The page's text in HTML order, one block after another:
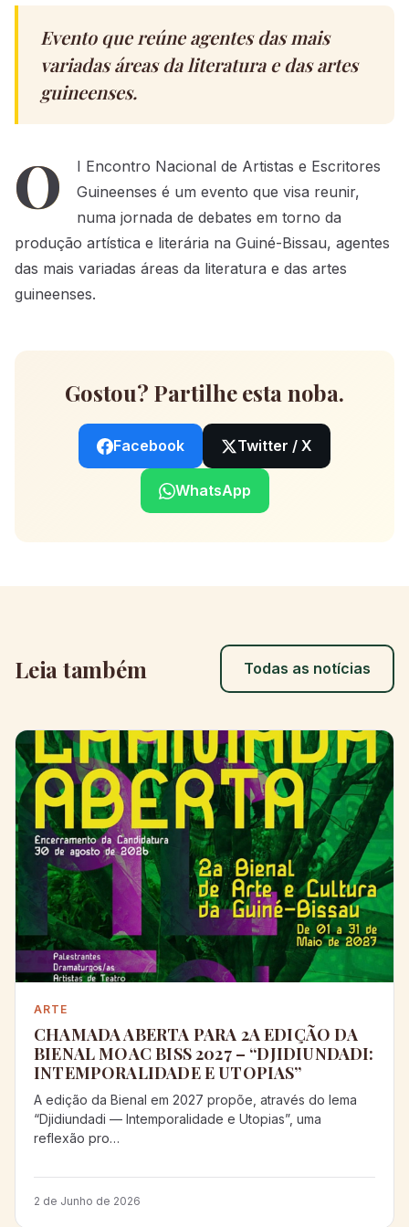
Evento que reúne agentes das mais
variadas áreas da literatura e das artes
guineenses.
O
I Encontro Nacional de Artistas e Escritores
Guineenses é um evento que visa reunir,
numa jornada de debates em torno da
produção artística e literária na Guiné-Bissau, agentes
das mais variadas áreas da literatura e das artes
guineenses.
Gostou? Partilhe esta noba.
Facebook Twitter / X
WhatsApp
Leia também Todas as notícias
ARTE
CHAMADA ABERTA PARA 2A EDIÇÃO DA
BIENAL MOAC BISS 2027 – “DJIDIUNDADI:
INTEMPORALIDADE E UTOPIAS”
A edição da Bienal em 2027 propõe, através do lema
“Djidiundadi — Intemporalidade e Utopias”, uma
reflexão pro…
2 de Junho de 2026